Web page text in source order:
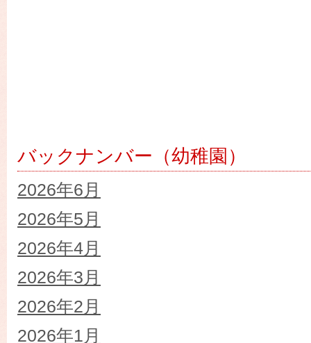
バックナンバー（幼稚園）
2026年6月
2026年5月
2026年4月
2026年3月
2026年2月
2026年1月